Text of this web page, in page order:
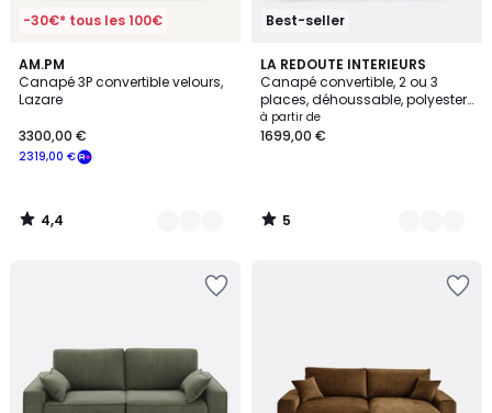
-30€* tous les 100€
AM.PM
Canapé 3P convertible velours,
Lazare
2319,00 €
3300,00 €
4,4
/ 5
16
Couleurs
4,4
/
Best-seller
LA REDOUTE INTERIEURS
Canapé convertible, 2 ou 3
places, déhoussable, polyester
chiné, ODNA
à partir de
1699,00 €
5
/
5
9
Couleurs
5
/